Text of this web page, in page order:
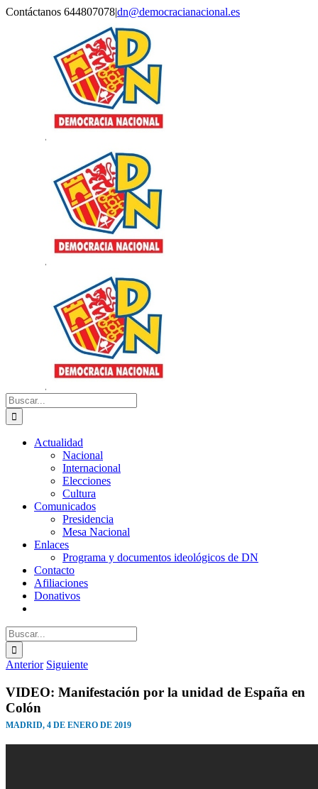
Saltar
Contáctanos 644807078|dn@democracianacional.es
Buscar:
Actualidad
Nacional
Internacional
Elecciones
Cultura
Comunicados
Presidencia
Mesa Nacional
Enlaces
Programa y documentos ideológicos de DN
Contacto
Afiliaciones
Donativos
Buscar:
Anterior Siguiente
VIDEO: Manifestación por la unidad de España en
Colón
MADRID, 4 DE ENERO DE 2019